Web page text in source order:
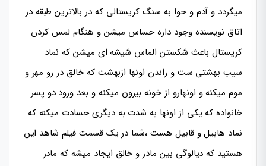
میگردد و آدم و حوا به سنگ کریستالی که در بالاترین طبقه در
اتاق نویسنده وجود داره حساس میشن و هنگام لمس کردن
کریستال باعث شکستن الماس شیشه ای میشن که نماد
سیب بهشتی ست و راندن اونها ازبهشت که خالق در رو مهر و
موم میکنه و اونهارو از خونه بیرون میکنه و بعد ورود دو پسر
خانواده که یکی از اونها به شدت به دیگری حسادت میکنه که
نماد هابیل و قابیل هست ،شما در یک قسمت فیلم شاهد این
هستید که دیالوگی بین مادر و خالق ایجاد میشه که مادر